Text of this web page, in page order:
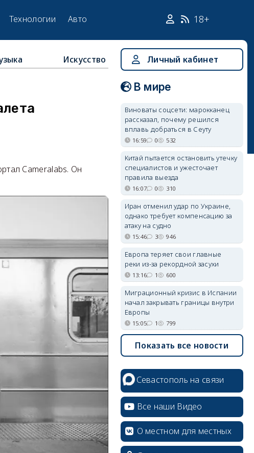
Технологии Авто 18+
Искусство
Cameralabs. Он
Личный кабинет
В мире
Виноваты соцсети: марокканец
рассказал, почему решился
вплавь добраться в Сеуту
16:59 0 532
Китай пытается остановить утечку
специалистов и ужесточает
правила выезда
16:07 0 310
Иран отменил удар по Украине,
однако требует компенсацию за
атаку на судно
15:46 3 946
Европа теряет свои главные
реки из-за рекордной засухи
13:16 1 600
Миграционный кризис в Испании
начал закрывать границы внутри
Европы
15:05 1 799
Показать все новости
Севастополь на связи
Все наши Видео
О местном для местных